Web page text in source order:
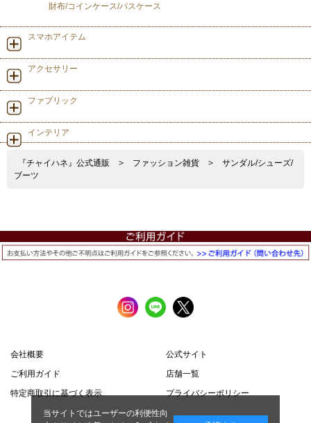
財布/コインケース/パスケース
スマホアイテム
アクセサリー
ファブリック
インテリア
『チャイハネ』公式通販 > ファッション雑貨 >
サンダル/シューズ/
ブーツ
会社概要
公式サイト
ご利用ガイド
店舗一覧
特定商取引に基づく表示
プライバシーポリシー
当サイトではユーザーの利便性向